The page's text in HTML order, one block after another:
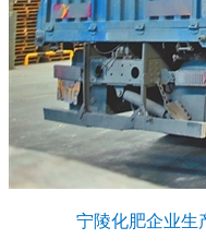
宁陵化肥企业生